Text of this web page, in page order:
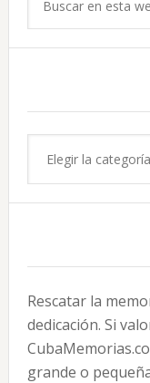
Rescatar la
dedicación. Si
grande o